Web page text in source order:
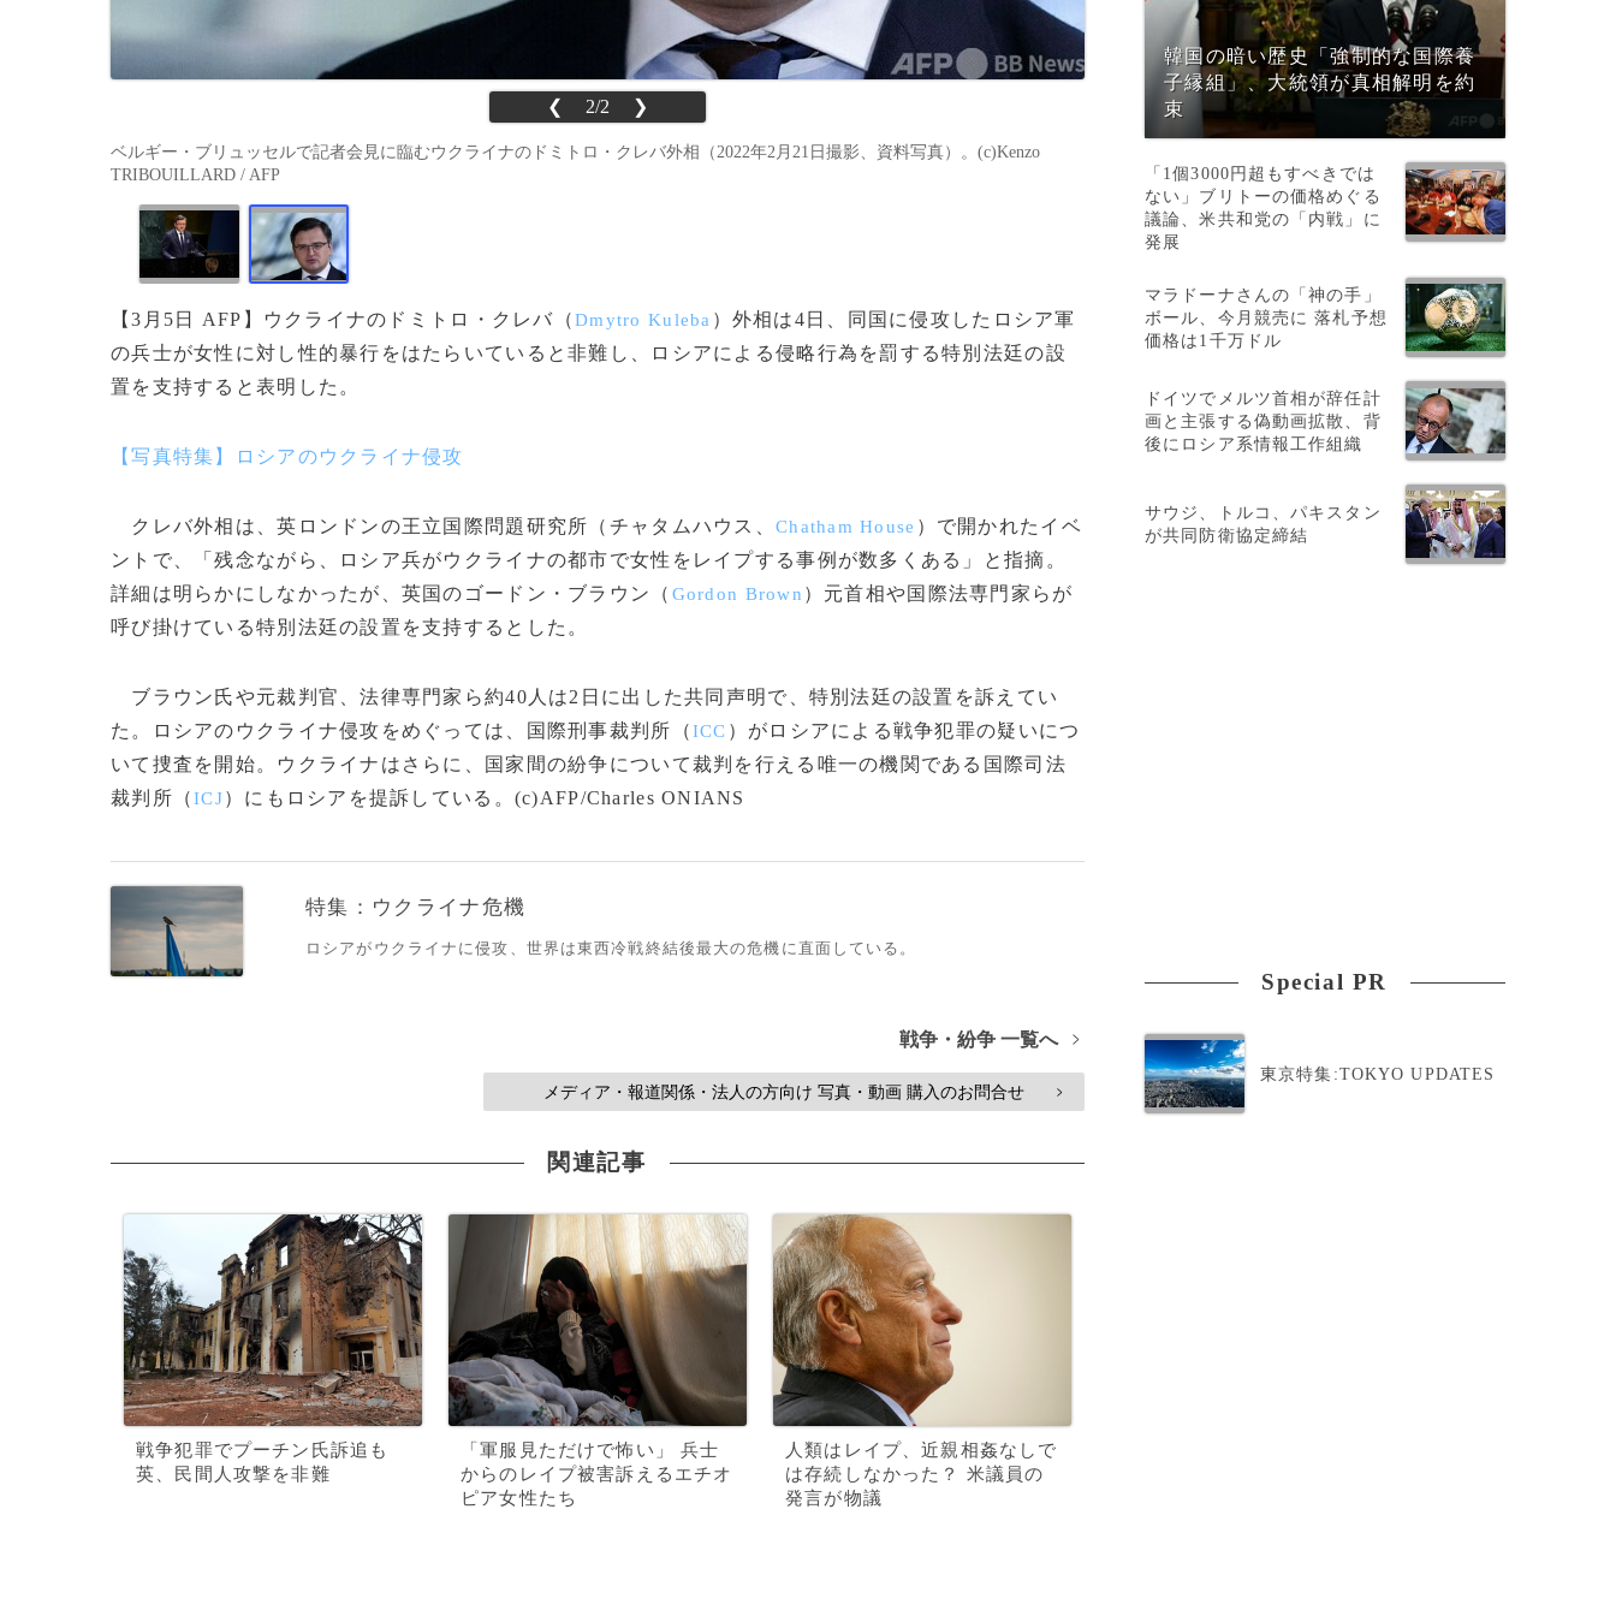
❮ 2/2 ❯
ベルギー・ブリュッセルで記者会見に臨むウクライナのドミトロ・クレバ外相（2022年2月21日撮影、資料写真）。(c)Kenzo
TRIBOUILLARD / AFP
【3月5日 AFP】ウクライナのドミトロ・クレバ（Dmytro Kuleba ）外相は4日、同国に侵攻したロシア軍
の兵士が女性に対し性的暴行をはたらいていると非難し、ロシアによる侵略行為を罰する特別法廷の設
置を支持すると表明した。
【写真特集】ロシアのウクライナ侵攻
クレバ外相は、英ロンドンの王立国際問題研究所（チャタムハウス、 Chatham House ）で開かれたイベ
ントで、「残念ながら、ロシア兵がウクライナの都市で女性をレイプする事例が数多くある」と指摘。
詳細は明らかにしなかったが、英国のゴードン・ブラウン（ Gordon Brown ）元首相や国際法専門家らが
呼び掛けている特別法廷の設置を支持するとした。
ブラウン氏や元裁判官、法律専門家ら約40人は2日に出した共同声明で、特別法廷の設置を訴えてい
た。ロシアのウクライナ侵攻をめぐっては、国際刑事裁判所（ICC ）がロシアによる戦争犯罪の疑いにつ
いて捜査を開始。ウクライナはさらに、国家間の紛争について裁判を行える唯一の機関である国際司法
裁判所（ICJ）にもロシアを提訴している。(c)AFP/Charles ONIANS
特集：ウクライナ危機
ロシアがウクライナに侵攻、世界は東西冷戦終結後最大の危機に直面している。
戦争・紛争 一覧へ >
メディア・報道関係・法人の方向け 写真・動画 購入のお問合せ >
関連記事
戦争犯罪でプーチン氏訴追も
英、民間人攻撃を非難
「軍服見ただけで怖い」 兵士
からのレイプ被害訴えるエチオ
ピア女性たち
人類はレイプ、近親相姦なしで
は存続しなかった？ 米議員の
発言が物議
韓国の暗い歴史「強制的な国際養
子縁組」、大統領が真相解明を約
束
「1個3000円超もすべきでは
ない」ブリトーの価格めぐる
議論、米共和党の「内戦」に
発展
マラドーナさんの「神の手」
ボール、今月競売に 落札予想
価格は1千万ドル
ドイツでメルツ首相が辞任計
画と主張する偽動画拡散、背
後にロシア系情報工作組織
サウジ、トルコ、パキスタン
が共同防衛協定締結
Special PR
東京特集:TOKYO UPDATES